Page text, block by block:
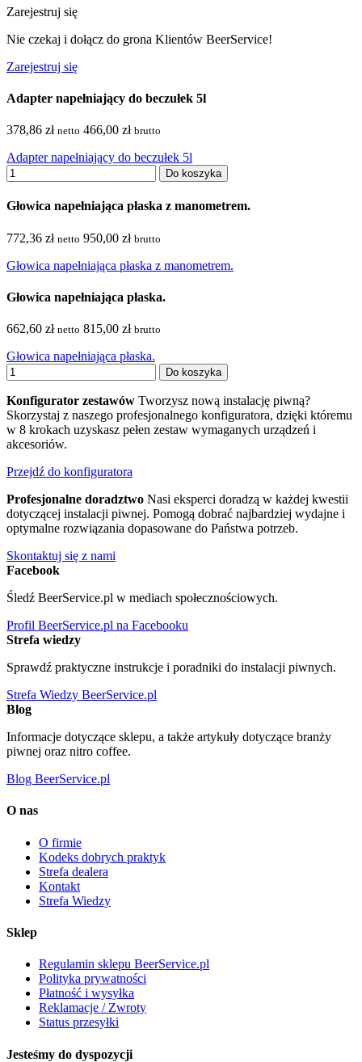
Zarejestruj się
Nie czekaj i dołącz do grona Klientów BeerService!
Zarejestruj się
Adapter napełniający do beczułek 5l
378,86 zł netto 466,00 zł brutto
Adapter napełniający do beczułek 5l
Do koszyka
Głowica napełniająca płaska z manometrem.
772,36 zł netto 950,00 zł brutto
Głowica napełniająca płaska z manometrem.
Głowica napełniająca płaska.
662,60 zł netto 815,00 zł brutto
Głowica napełniająca płaska.
Do koszyka
Konfigurator zestawów Tworzysz nową instalację piwną?
Skorzystaj z naszego profesjonalnego konfiguratora, dzięki któremu
w 8 krokach uzyskasz pełen zestaw wymaganych urządzeń i
akcesoriów.
Przejdź do konfiguratora
Profesjonalne doradztwo Nasi eksperci doradzą w każdej kwestii
dotyczącej instalacji piwnej. Pomogą dobrać najbardziej wydajne i
optymalne rozwiązania dopasowane do Państwa potrzeb.
Skontaktuj się z nami
Facebook
Śledź BeerService.pl w mediach społecznościowych.
Profil BeerService.pl na Facebooku
Strefa wiedzy
Sprawdź praktyczne instrukcje i poradniki do instalacji piwnych.
Strefa Wiedzy BeerService.pl
Blog
Informacje dotyczące sklepu, a także artykuły dotyczące branży
piwnej oraz nitro coffee.
Blog BeerService.pl
O nas
O firmie
Kodeks dobrych praktyk
Strefa dealera
Kontakt
Strefa Wiedzy
Sklep
Regulamin sklepu BeerService.pl
Polityka prywatności
Płatność i wysyłka
Reklamacje / Zwroty
Status przesyłki
Jesteśmy do dyspozycji